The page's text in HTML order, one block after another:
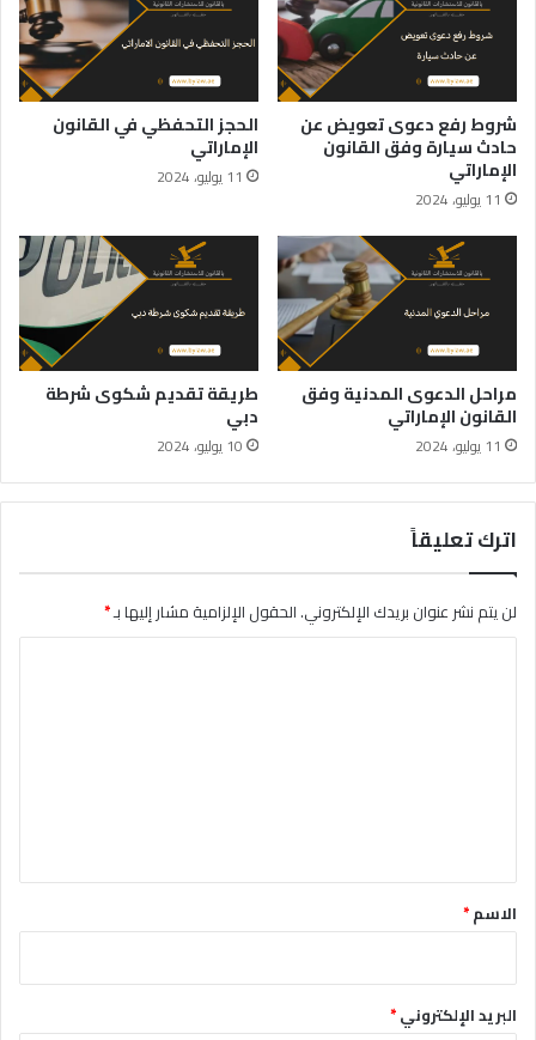
شروط رفع دعوى تعويض عن
حادث سيارة وفق القانون
الإماراتي
11 يوليو، 2024
الحجز التحفظي في القانون
الإماراتي
11 يوليو، 2024
مراحل الدعوى المدنية وفق
القانون الإماراتي
11 يوليو، 2024
طريقة تقديم شكوى شرطة
دبي
10 يوليو، 2024
اترك تعليقاً
لن يتم نشر عنوان بريدك الإلكتروني.الحقول الإلزامية مشار إليها بـ*
*الاسم*
البريد الإلكتروني*